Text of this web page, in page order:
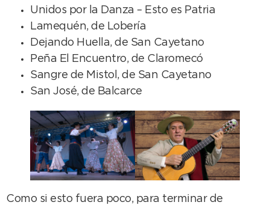
Unidos por la Danza – Esto es Patria
Lamequén, de Lobería
Dejando Huella, de San Cayetano
Peña El Encuentro, de Claromecó
Sangre de Mistol, de San Cayetano
San José, de Balcarce
Como si esto fuera poco, para terminar de